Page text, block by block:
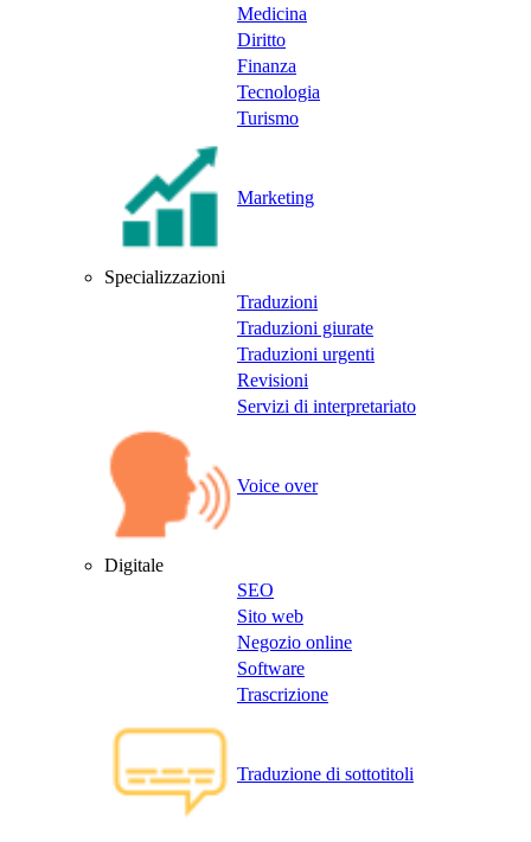
Medicina
Diritto
Finanza
Tecnologia
Turismo
Marketing
Specializzazioni
Traduzioni
Traduzioni giurate
Traduzioni urgenti
Revisioni
Servizi di interpretariato
Voice over
Digitale
SEO
Sito web
Negozio online
Software
Trascrizione
Traduzione di sottotitoli